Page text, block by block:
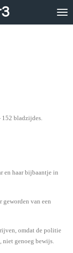
152 bladzijdes.
en haar bijbaantje in
geworden van een
omdat de politie
niet genoeg bewijs.